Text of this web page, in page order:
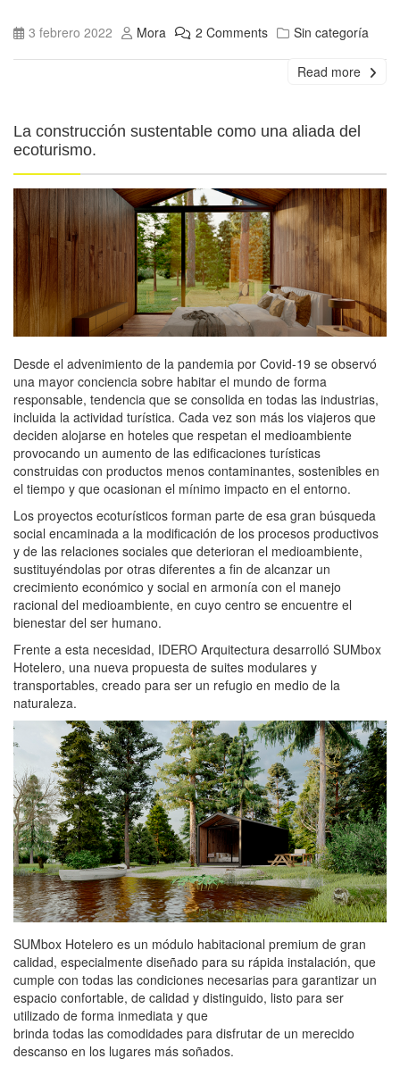
3 febrero 2022 Mora 2 Comments Sin categoría
Read more
La construcción sustentable como una aliada del
ecoturismo.
Desde el advenimiento de la pandemia por Covid-19 se observó
una mayor conciencia sobre habitar el mundo de forma
responsable, tendencia que se consolida en todas las industrias,
incluida la actividad turística. Cada vez son más los viajeros que
deciden alojarse en hoteles que respetan el medioambiente
provocando un aumento de las edificaciones turísticas
construidas con productos menos contaminantes, sostenibles en
el tiempo y que ocasionan el mínimo impacto en el entorno.
Los proyectos ecoturísticos forman parte de esa gran búsqueda
social encaminada a la modificación de los procesos productivos
y de las relaciones sociales que deterioran el medioambiente,
sustituyéndolas por otras diferentes a fin de alcanzar un
crecimiento económico y social en armonía con el manejo
racional del medioambiente, en cuyo centro se encuentre el
bienestar del ser humano.
Frente a esta necesidad, IDERO Arquitectura desarrolló SUMbox
Hotelero, una nueva propuesta de suites modulares y
transportables, creado para ser un refugio en medio de la
naturaleza.
SUMbox Hotelero es un módulo habitacional premium de gran
calidad, especialmente diseñado para su rápida instalación, que
cumple con todas las condiciones necesarias para garantizar un
espacio confortable, de calidad y distinguido, listo para ser
utilizado de forma inmediata y que
brinda todas las comodidades para disfrutar de un merecido
descanso en los lugares más soñados.